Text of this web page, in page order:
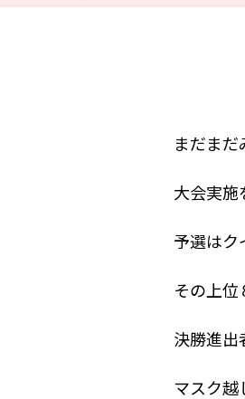
まだまだ
大会実施
予選はク
その上位
決勝進出
マスク越